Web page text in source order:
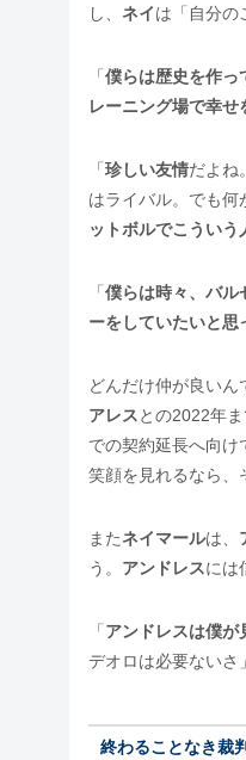
し、 ネイは「自分の
「 僕らは歴史を作っ
レーニング場で幸せ
「 珍しい友情だよね
はライバル。でも何
ットボルでこういう
「 僕らは時々、バル
ーをしていたいと思
どんだけ仲が良い
アレスとの2022年
での契約延長へ向
笑顔を見れるなら、
またネイマールは、
う。 アンドレスには
「 アンドレスは僕が
デオロは必要ないさ」
終わることなき裁